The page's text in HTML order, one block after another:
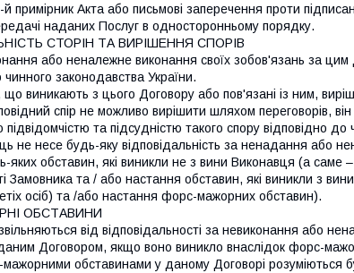
примірник Акта або письмові заперечення проти
наданих Послуг в односторонньому порядку.
СТОРІН ТА ВИРІШЕННЯ СПОРІВ
або неналежне виконання своїх зобов'язань за цим
чинного законодавства України.
що виникають з цього Договору або пов'язані із ним,
спір не можливо вирішити шляхом переговорів,
та підсудністю такого спору відповідно до
не несе будь-яку відповідальність за ненадання або
яких обставин, які виникли не з вини Виконавця (а саме
Замовника та / або настання обставин, які виникли з
осіб) та /або настання форс-мажорних обставин).
ОБСТАВИНИ
від відповідальності за невиконання або
Договором, якщо воно виникло внаслідок форс-
обставинами у даному Договорі розуміються